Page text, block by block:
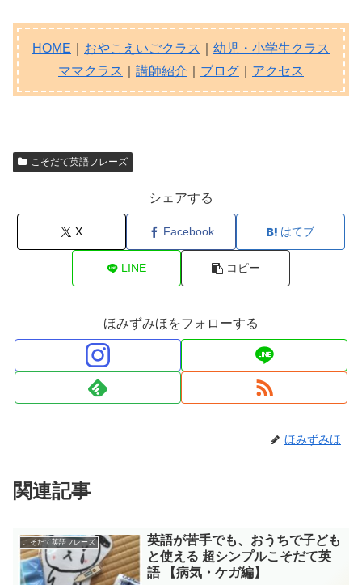
HOME おやこえいごクラス
幼児・小学生クラス
ママクラス
講師紹介 ブログ アクセス
こそだて英語フレーズ
シェアする
X Facebook はてブ
LINE コピー
ほみずみほをフォローする
ほみずみほ
関連記事
こそだて英語フレーズ
英語が苦手でも、おうちで子ども
と使える 超シンプルこそだて英
語 【病気・ケガ編】